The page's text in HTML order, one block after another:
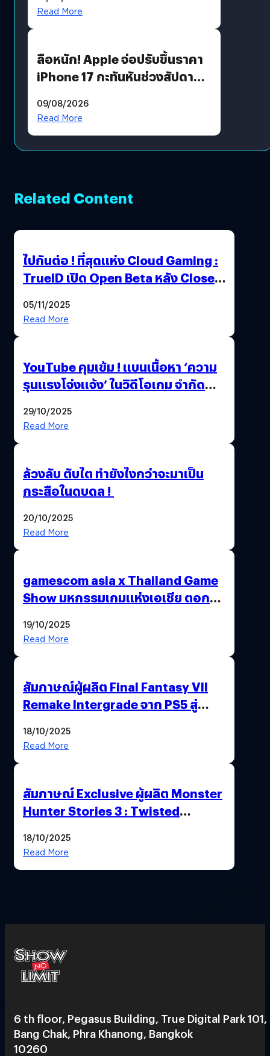
เงื่อนไขที่กำหนด
Read More
ลือหนัก! Apple จ่อปรับขึ้นราคา
iPhone 17 กะทันหันช่วงสัปดาห์ที่
09/08/2026
Read More
Related Content
ไปกันต่อ ! ที่สุดแห่ง Cloud Gaming :
TrueID เปิด Open Beta หลัง Close
Thailand Game Show 2025 ทะลุ 15
05/11/2025
Read More
YouTube คุมเข้ม ! แบนเนื้อหา ‘ความ
รุนแรงโจ่งแจ้ง’ ในวิดีโอเกม จำกัด
29/10/2025
Read More
ล้วงลับ ตับไต ทำยังไงกว่าจะมาเป็น
กระสือในดบดล !
20/10/2025
Read More
gamescom asia x Thailand Game
Show มหกรรมเกมแห่งเอเชีย ตอกย้ำ
พาณิชย์ร่วมชูความสำเร็จ
19/10/2025
Read More
สัมภาษณ์ผู้ผลิต Final Fantasy VII
Remake Intergrade จาก PS5 สู่
18/10/2025
Read More
สัมภาษณ์ Exclusive ผู้ผลิต Monster
Hunter Stories 3 : Twisted
สวยฉ่ำ !
18/10/2025
Read More
6 th floor, Pegasus Building, True Digital Park 101,
Bang Chak, Phra Khanong, Bangkok
10260